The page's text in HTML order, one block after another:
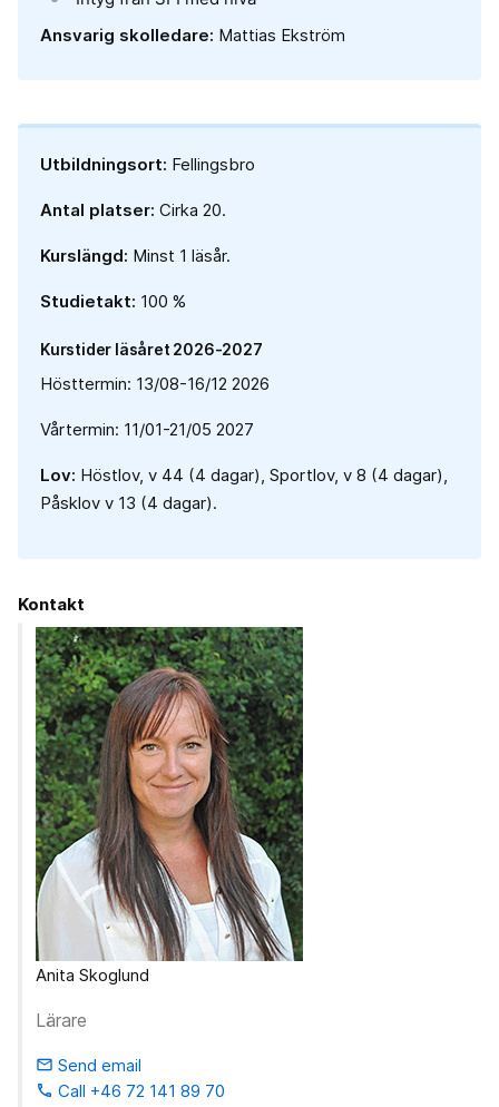
Ansvarig skolledare: Mattias Ekström
Utbildningsort: Fellingsbro
Antal platser: Cirka 20.
Kurslängd: Minst 1 läsår.
Studietakt: 100 %
Kurstider läsåret 2026-2027
Hösttermin: 13/08-16/12 2026
Vårtermin: 11/01-21/05 2027
Lov: Höstlov, v 44 (4 dagar), Sportlov, v 8 (4 dagar),
Påsklov v 13 (4 dagar).
Kontakt
Anita Skoglund
Lärare
email Send email
phone Call +46 72 141 89 70